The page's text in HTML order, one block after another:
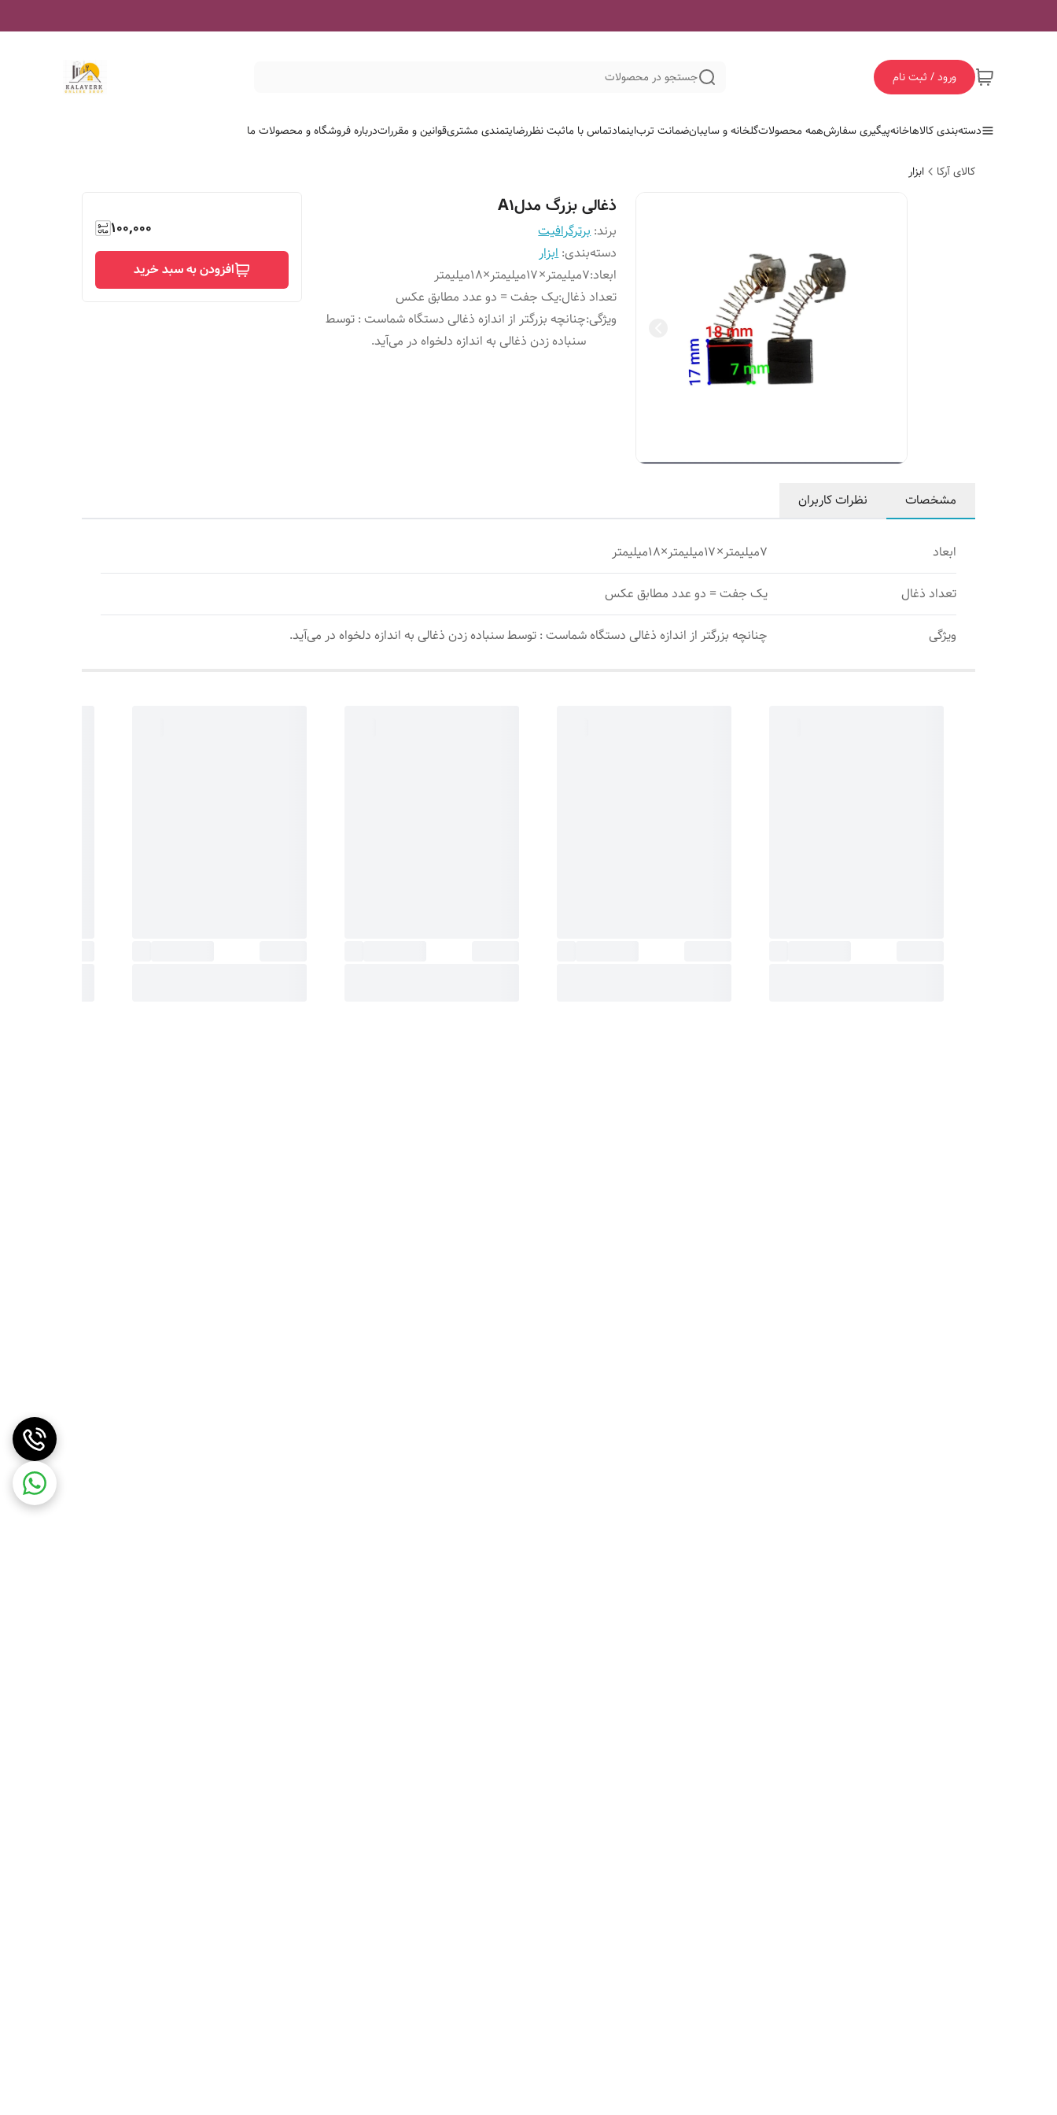
ورود / ثبت نام جستجو در محصولات
دسته‌بندی کالاهاخانهپیگیری سفارشهمه محصولاتگلخانه و سایبانضمانت ترباینمادتماس با ماثبت نظررضایتمندی مشتریقوانین و مقرراتدرباره فروشگاه و محصولات ما
کالای آرکا ابزار
ذغالی بزرگ مدلA1
برند:برترگرافیت
دسته‌بندی:ابزار
ابعاد:۷میلیمتر×۱۷میلیمتر×۱۸میلیمتر
تعداد ذغال:یک جفت = دو عدد مطابق عکس
ویژگی:چنانچه بزرگتر از اندازه ذغالی دستگاه شماست : توسط
سنباده زدن ذغالی به اندازه دلخواه در می‌آید.
100,000
افزودن به سبد خرید
مشخصات نظرات کاربران
ابعاد ۷میلیمتر×۱۷میلیمتر×۱۸میلیمتر
تعداد ذغال یک جفت = دو عدد مطابق عکس
ویژگی چنانچه بزرگتر از اندازه ذغالی دستگاه شماست : توسط سنباده زدن ذغالی به اندازه دلخواه در می‌آید.